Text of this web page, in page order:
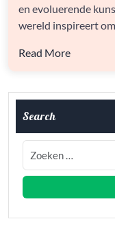
DE
21E
EEUW
en evoluerende
wereld inspireert
Read More
Search